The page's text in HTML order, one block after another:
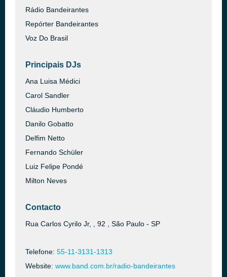
Rádio Bandeirantes
Repórter Bandeirantes
Voz Do Brasil
Principais DJs
Ana Luisa Médici
Carol Sandler
Cláudio Humberto
Danilo Gobatto
Delfim Netto
Fernando Schüler
Luiz Felipe Pondé
Milton Neves
Contacto
Rua Carlos Cyrilo Jr, , 92 , São Paulo - SP
Telefone: 55-11-3131-1313
Website: www.band.com.br/radio-bandeirantes